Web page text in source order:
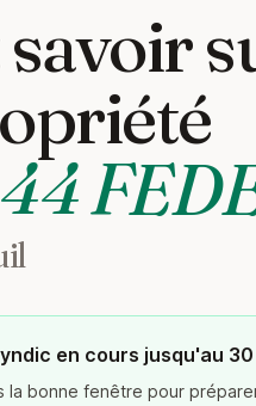
en cours jusqu'au
la bonne fenêtre pour